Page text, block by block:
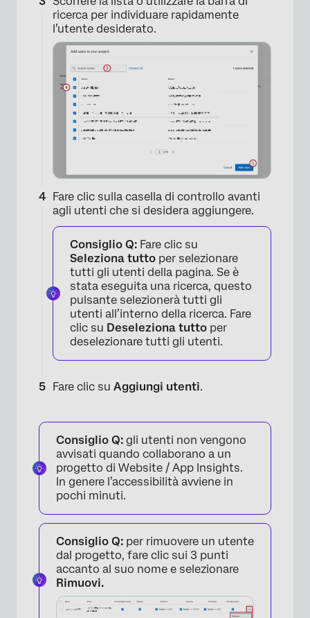
ricerca per individuare rapidamente
l’utente desiderato.
×
Fare clic sulla casella di controllo avanti
agli utenti che si desidera aggiungere.
Consiglio Q: Fare clic su
Seleziona tutto per selezionare
tutti gli utenti della pagina. Se è
stata eseguita una ricerca, questo
pulsante selezionerà tutti gli
utenti all’interno della ricerca. Fare
clic su Deseleziona tutto per
deselezionare tutti gli utenti.
Fare clic su Aggiungi utenti.
Consiglio Q: gli utenti non vengono
avvisati quando collaborano a un
progetto di Website / App Insights.
In genere l’accessibilità avviene in
pochi minuti.
Consiglio Q: per rimuovere un utente
dal progetto, fare clic sui 3 punti
accanto al suo nome e selezionare
Rimuovi.